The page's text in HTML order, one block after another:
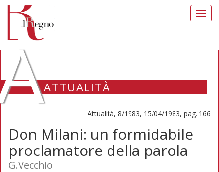
ATTUALITÀ
Attualità, 8/1983, 15/04/1983, pag. 166
Don Milani: un formidabile
proclamatore della parola
G.Vecchio